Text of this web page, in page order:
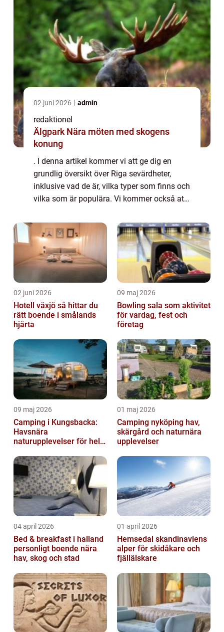
02 juni 2026 admin
redaktionel
Älgpark Nära möten med skogens
konung
. I denna artikel kommer vi att ge dig en
grundlig översikt över Riga sevärdheter,
inklusive vad de är, vilka typer som finns och
vilka som är populära. Vi kommer också att
sevärdheter och diskutera hur de s...
02 juni 2026
Hotell växjö så hittar du
rätt boende i smålands
hjärta
09 maj 2026
Bowling sala som aktivitet
för vardag, fest och
företag
09 maj 2026
Camping i Kungsbacka:
Havsnära
naturupplevelser för hela
01 maj 2026
Camping nyköping hav,
skärgård och naturnära
upplevelser
04 april 2026
Bed & breakfast i halland
personligt boende nära
hav, skog och stad
01 april 2026
Hemsedal skandinaviens
alper för skidåkare och
fjällälskare